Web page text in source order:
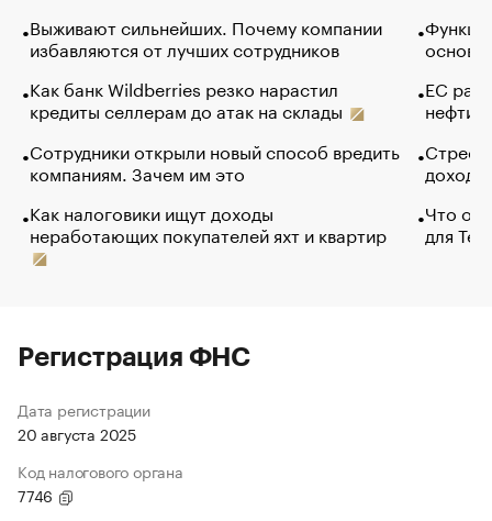
Выживают сильнейших. Почему компании
избавляются от лучших сотрудников
Как банк Wildberries резко нарастил
кредиты селлерам до атак на склады
Сотрудники открыли новый способ вредить
компаниям. Зачем им это
Как налоговики ищут доходы
неработающих покупателей яхт и квартир
основ
ЕС
нефти
Что
для
Регистрация ФНС
Дата регистрации
20 августа 2025
Код налогового органа
7746